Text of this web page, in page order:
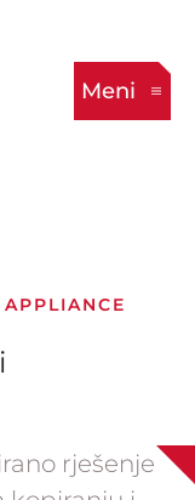
Meni
rješenje